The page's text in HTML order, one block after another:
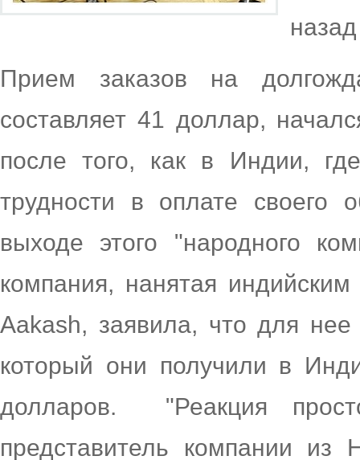
Прием заказов на
составляет 41 доллар,
после того, как в Индии,
трудности в оплате своего
выходе этого "народного
компания, нанятая
Aakash, заявила, что для нее
который они получили в
долларов. "Реакция
представитель компании